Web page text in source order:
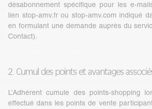
désabonnement spécifique pour les e-
lien stop-amv.fr ou stop-amv.com indiqué
en formulant une demande auprès du
Contact).
2. Cumul des points et avantages
L’Adhérent cumule des points-shopping
effectué dans les points de vente